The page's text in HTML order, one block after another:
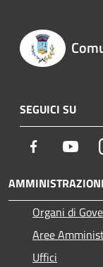
SEGUICI SU
Facebook
Organi di
Aree
Uffici